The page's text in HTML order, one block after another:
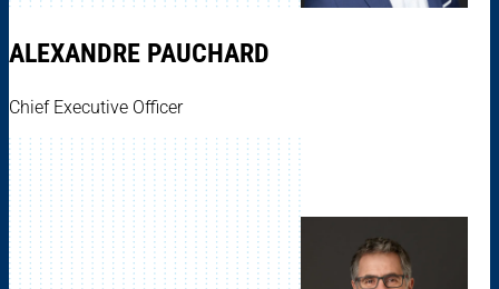
ALEXANDRE PAUCHARD
Chief Executive Officer